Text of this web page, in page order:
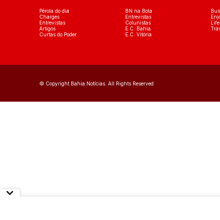
Pérola do dia
Charges
Entrevistas
Artigos
Curtas do Poder
BN na Bola
Entrevistas
Colunistas
E.C. Bahia
E.C. Vitória
© Copyright Bahia Notícias. All Rights Reserved